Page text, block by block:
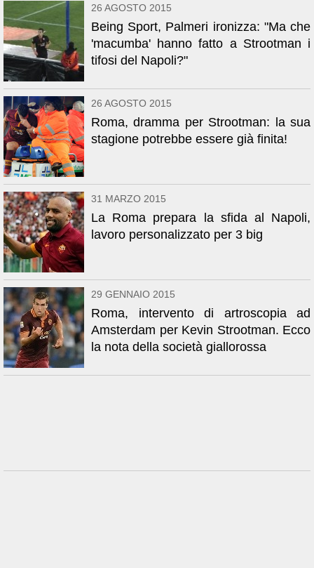
26 AGOSTO 2015
Being Sport, Palmeri ironizza: "Ma che
'macumba' hanno fatto a Strootman i
tifosi del Napoli?"
26 AGOSTO 2015
Roma, dramma per Strootman: la sua
stagione potrebbe essere già finita!
31 MARZO 2015
La Roma prepara la sfida al Napoli,
lavoro personalizzato per 3 big
29 GENNAIO 2015
Roma, intervento di artroscopia ad
Amsterdam per Kevin Strootman. Ecco
la nota della società giallorossa